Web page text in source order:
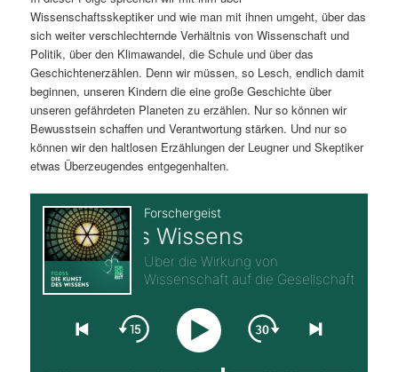
n
g
e
n
r
i
n
g
e
n
Wissenschaftsskeptiker und wie man mit ihnen umgeht, über das
sich weiter verschlechternde Verhältnis von Wissenschaft und
Politik, über den Klimawandel, die Schule und über das
Geschichtenerzählen. Denn wir müssen, so Lesch, endlich damit
beginnen, unseren Kindern die eine große Geschichte über
unseren gefährdeten Planeten zu erzählen. Nur so können wir
Bewusstsein schaffen und Verantwortung stärken. Und nur so
können wir den haltlosen Erzählungen der Leugner und Skeptiker
etwas Überzeugendes entgegenhalten.